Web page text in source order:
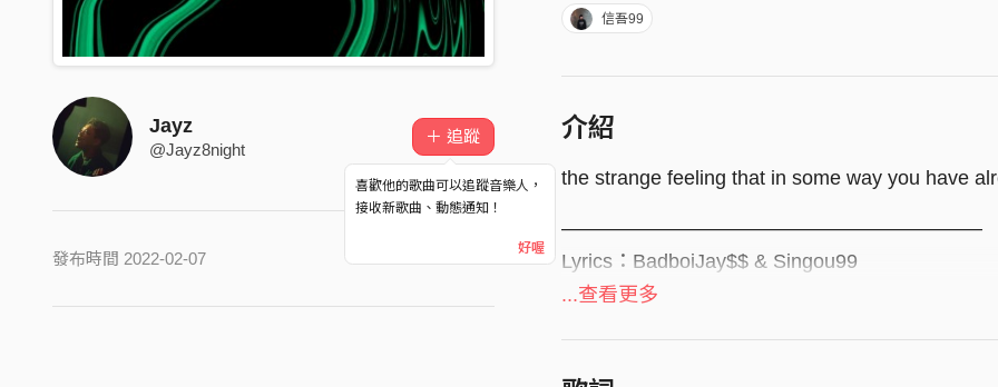
Jayz
@Jayz8night
＋ 追蹤
喜歡他的歌曲可以追蹤音樂人，
接收新歌曲、動態通知！
好喔
發布時間 2022-02-07
信吾99
介紹
the strange feeling that in some way you have
—————————————————————
Lyrics：BadboiJay$$ & Singou99
Composers：BadboiJay$$ & Singou99
...查看更多